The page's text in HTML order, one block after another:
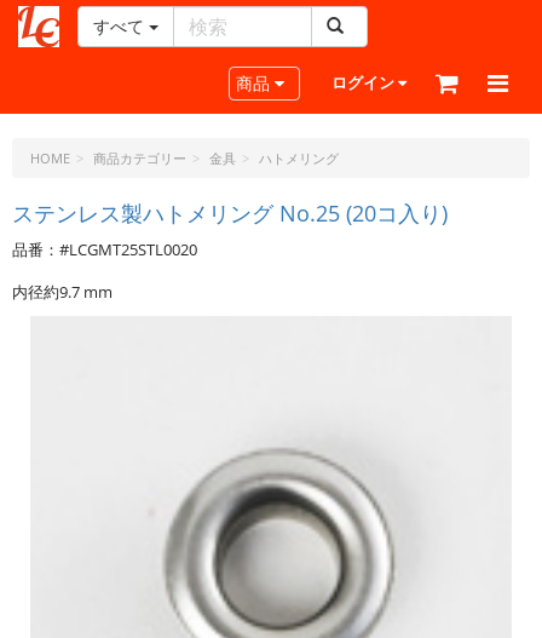
ー
ラ
ト・
ド
ッ
ト・
すべて
Toggle navigation
商品 ログイン
HOME 商品カテゴリー 金具 ハトメリング
ステンレス製ハトメリング No.25 (20コ入り)
品番：#LCGMT25STL0020
内径約9.7 mm